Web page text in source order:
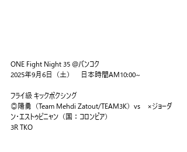
ONE Fight Night 35 @バンコク
2025年9月6日（土）　日本時間AM10:00~
フライ級 キックボクシング
◎陽勇（Team Mehdi Zatout/TEAM3K）vs　×ジョーダ
ン・エストゥピニャン（国：コロンビア）
3R TKO